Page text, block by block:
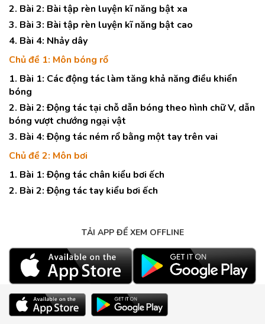
2. Bài 2: Bài tập rèn luyện kĩ năng bật xa
3. Bài 3: Bài tập rèn luyện kĩ năng bật cao
4. Bài 4: Nhảy dây
Chủ đề 1: Môn bóng rổ
1. Bài 1: Các động tác làm tăng khả năng điều khiển
bóng
2. Bài 2: Động tác tại chỗ dẫn bóng theo hình chữ V, dẫn
bóng vượt chướng ngại vật
3. Bài 4: Động tác ném rổ bằng một tay trên vai
Chủ đề 2: Môn bơi
1. Bài 1: Động tác chân kiểu bơi ếch
2. Bài 2: Động tác tay kiểu bơi ếch
TẢI APP ĐỂ XEM OFFLINE